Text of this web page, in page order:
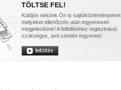
TÖLTSE FEL!
Küldjön nekünk Ön is sajtóközleményeket,
melyeket ellenőrzés után ingyenesen
megjelenítünk! A feltöltéshez regisztráció
szükséges, ami szintén ingyenes!